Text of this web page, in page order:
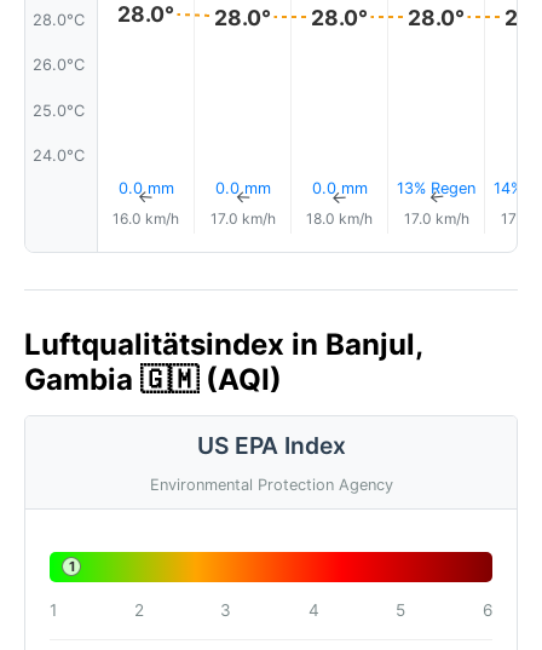
28.0°C
26.0°C
25.0°C
24.0°C
28.0°
0.0 mm
↑
16.0 km/h
28.0°
0.0 mm
↑
17.0 km/h
28.0°
0.0 mm
↑
18.0 km/h
28.0°
13% Regen
↑
17.0 km/h
14%
17.0
Luftqualitätsindex in Banjul,
Gambia 🇬🇲 (AQI)
US EPA Index
Environmental Protection Agency
1
1 2 3 4 5 6